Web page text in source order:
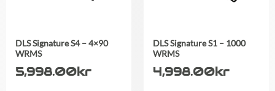
DLS Signature S4 – 4×90
WRMS
5,998.00kr
DLS Signature S1 – 1000
WRMS
4,998.00kr